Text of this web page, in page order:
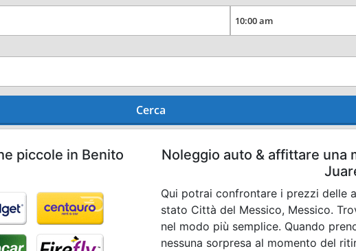
Cerca
piccole in Benito
Noleggio auto & affittare una
Qui potrai confrontare i prezzi delle
stato Città del Messico, Messico.
nel modo più semplice. Quando
nessuna sorpresa al momento del